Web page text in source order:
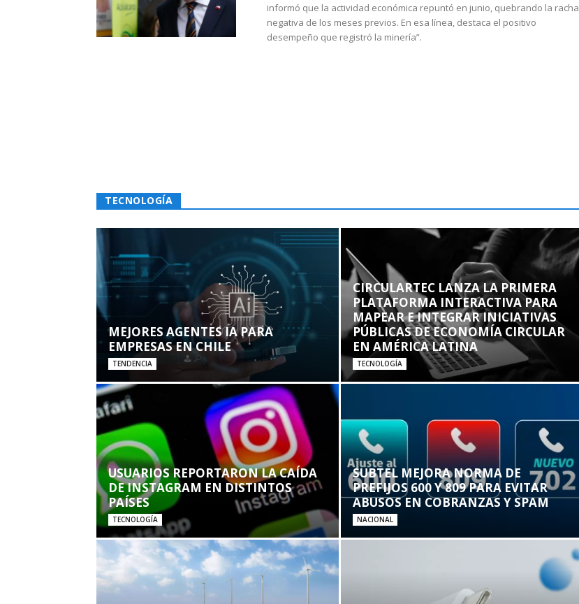
informó que la actividad económica repuntó en junio, quebrando la racha
negativa de los meses previos. En esa línea, destaca el positivo
desempeño que registró la minería”.
TECNOLOGÍA
MEJORES AGENTES IA PARA
EMPRESAS EN CHILE
TENDENCIA
CIRCULARTEC LANZA LA PRIMERA
PLATAFORMA INTERACTIVA PARA
MAPEAR E INTEGRAR INICIATIVAS
PÚBLICAS DE ECONOMÍA CIRCULAR
EN AMÉRICA LATINA
TECNOLOGÍA
USUARIOS REPORTARON LA CAÍDA
DE INSTAGRAM EN DISTINTOS
PAÍSES
TECNOLOGÍA
SUBTEL MEJORA NORMA DE
PREFIJOS 600 Y 809 PARA EVITAR
ABUSOS EN COBRANZAS Y SPAM
NACIONAL